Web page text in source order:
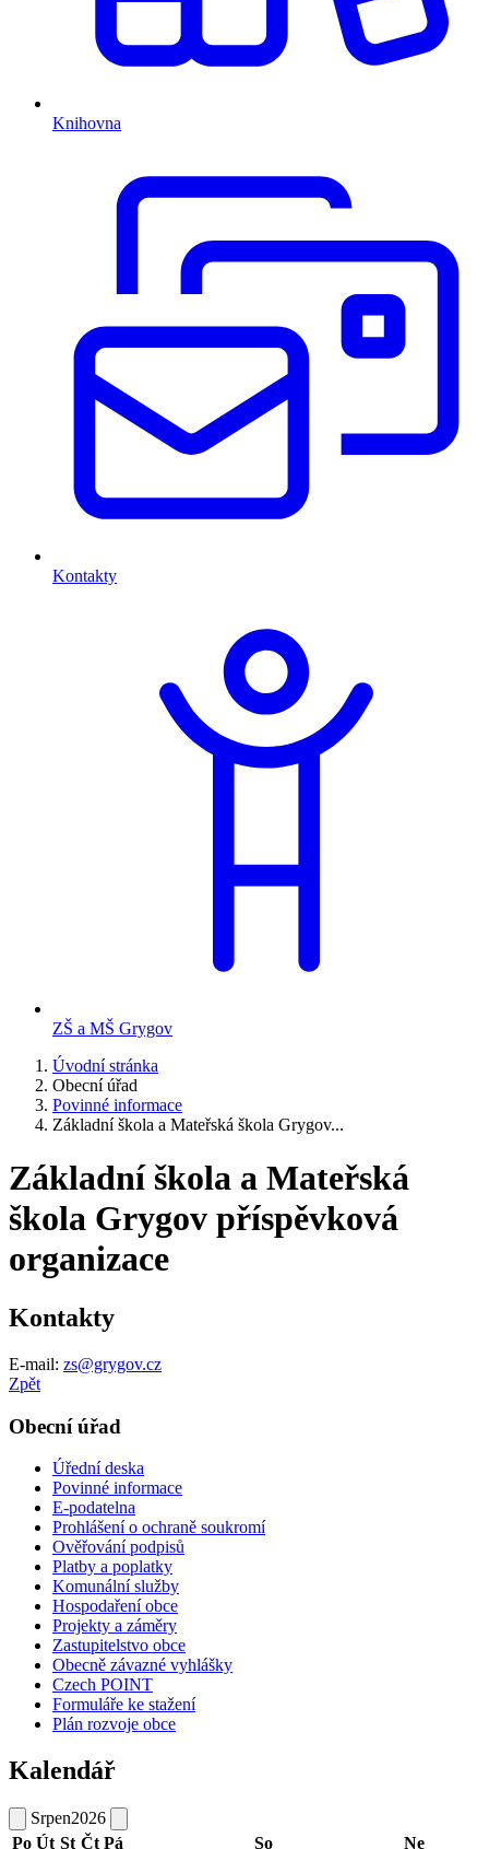
Knihovna
Kontakty
ZŠ a MŠ Grygov
Úvodní stránka
Obecní úřad
Povinné informace
Základní škola a Mateřská škola Grygov...
Základní škola a Mateřská
škola Grygov příspěvková
organizace
Kontakty
E-mail: zs@grygov.cz
Zpět
Obecní úřad
Úřední deska
Povinné informace
E-podatelna
Prohlášení o ochraně soukromí
Ověřování podpisů
Platby a poplatky
Komunální služby
Hospodaření obce
Projekty a záměry
Zastupitelstvo obce
Obecně závazné vyhlášky
Czech POINT
Formuláře ke stažení
Plán rozvoje obce
Kalendář
Srpen2026
Po Út St Čt Pá So Ne